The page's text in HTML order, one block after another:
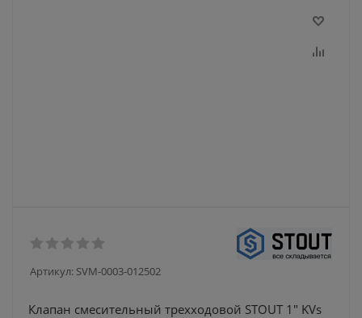
Артикул: SVM-0003-012502
Клапан смесительный трехходовой STOUT 1" KVs